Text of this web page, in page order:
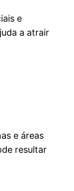
e
a atrair
e áreas
resultar